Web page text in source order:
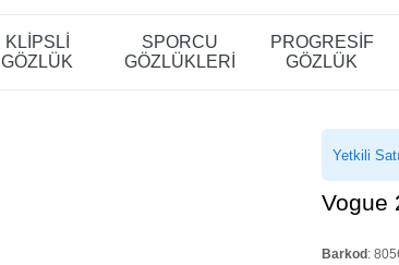
KLİPSLİ
GÖZLÜK
SPORCU
GÖZLÜKLERİ
PROGRESİF
GÖZLÜK
Yetkili
Vogue
Barkod :